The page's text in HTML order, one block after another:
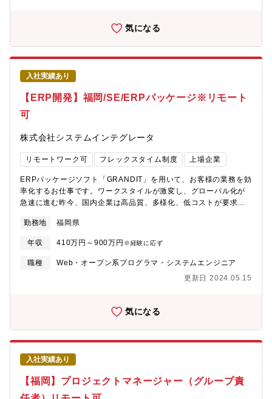
【期待する役割】■ポテンシャルを発揮して意欲的に技術のキャッ
チアップを行う■開発部門の一員として、サービス・製品の品質向
上マインドを持って取り組む■将来的なプロジェクトリーダー候補
として、プロジェクト管理・進行にも関心を持って業務に取り組
む【具体的なプロジェクト例】1. 新サービスの企画・開発におけ
るプロダクトマネジメント・プロジェクトマネジメント ・プロ
ジェクトを主導し、計画策定から実行、完遂までを一貫して推
進 ・市場調査や顧客ヒアリングを通じた新サービスの企画立
案 ・開発ロードマップの策定および実行 ・ステークホルダー
善 ・既存サービスにおける機能拡充の計画・実行 ・システム
のリファクタリング、パフォーマンスチューニング ・ユーザー
からのフィードバックを基にした継続的な改善活動3. 大手企業向
ースとしたカスタマイズ案件の管理 ・顧客の要望に基づく機能
開発のディレクション ・エンジニアチームと連携し、納期・品
質を担保したプロジェクト推進以下は開発環境の一例です。【技
術環境】・開発言語: Java（Spring、SpringBoot）、C♯、
CSS3（Sass）・ツール・プラットフォーム: Eclipse、IntelliJ、
Kubernetes、nginx、GitLab・データベース: Cassandra、
Elasticsearch、Redis、CloudSQL・クラウド: GCP、AWS・
務支援システムを提供し、業界トップクラスのシェアを誇ってい
す。今後はこのデータを活かし、整備工場や部品商などをつなぐ
を発展させていこうと考えております。そこで開発部門を大幅に
強化する方針です。■自動車業界DX化への貢献度の高さ：昨今、
気になる
入社実績あり
【ERP開発】福岡/SE/ERPパッケージ※リモート
可
株式会社システムインテグレータ
リモートワーク可 フレックスタイム制度 上場企業
ERPパッケージソフト「GRANDIT」を用いて、お客様の業務を効
率化するお仕事です。ワークスタイルが激変し、グローバル化が
急速に進む昨今、国内企業は高品質、多様化、低コストが要求さ
化してコストダウンを図るにはデジタル化、IT化が最も有効な手
段です。その中でも企業の根幹をなす基幹業務システム（ERP）
は全ての企業でなくてはならないものとなっております。 今回皆
様にお願いしたいのは、基幹業務システム導入のお仕事ですの
業務知識とIT技術が必要となりますが、大変価値のあるキャリア
を洗い出し、FIT&GAP分析を行い、その後、要件定義、設計、製
造、導入、教育、保守という一連の工程を経て、導入稼働を果た
すやりがいのある仕事です。ご経験に応じてお任せする範囲は変
わりますが、上流工程のスキルを身につけて将来はプロジェクト
リーダーを目指したい方、技術力を活かして製造工程を牽引した
いという方、一連の工程を当社が実施しているからこそ、個々の
キャリアパスに合わせてお任せする仕事を設定していきますの
で、ぜひ面談では皆様のご希望をお聞かせください。入社後は教
勤務地 福岡県
年収 410万円～900万円 ※経験に応ず
職種
Web・オープン系プログラマ・システムエンジニア
更新日 2024.05.15
気になる
入社実績あり
【福岡】プロジェクトマネージャー（グループ責